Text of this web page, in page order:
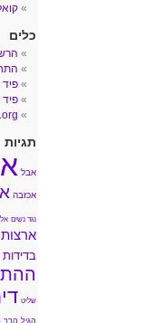
כלים
פיד
תגיות
אבל
אכזבה
נגד נשים
בדידות
שליט
הגיל הרך